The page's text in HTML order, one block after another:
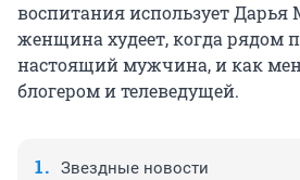
воспитания использует Дарья
женщина худеет, когда рядом
настоящий мужчина, и как
блогером и телеведущей.
Звездные новости